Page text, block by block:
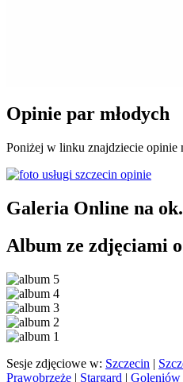
Opinie par młodych
Poniżej w linku znajdziecie opinie
Galeria Online na
Album ze zdjęciami
Sesje zdjęciowe w: Szczecin |
Prawobrzeże | Stargard | Goleniów